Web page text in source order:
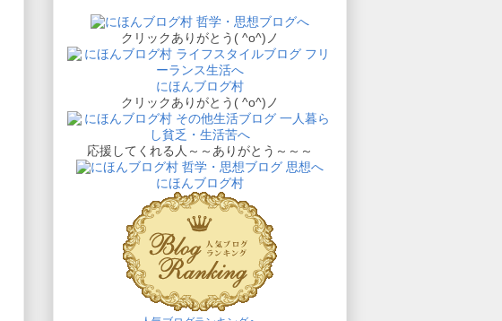
クリックありがとう( ^o^)ノ
にほんブログ村
クリックありがとう( ^o^)ノ
応援してくれる人～～ありがとう～～～
にほんブログ村